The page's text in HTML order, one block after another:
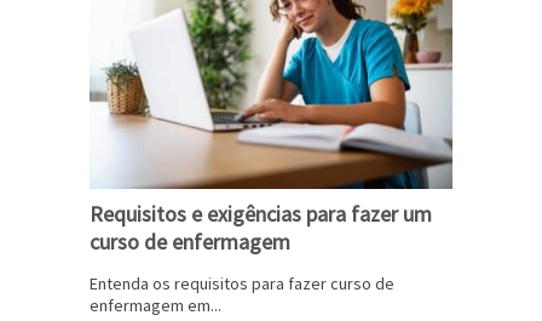
Requisitos e exigências para fazer um
curso de enfermagem
Entenda os requisitos para fazer curso de
enfermagem em...